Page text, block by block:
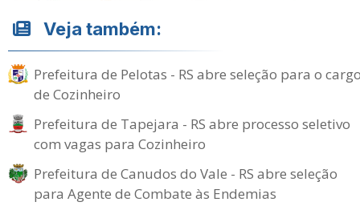
Veja também:
Prefeitura de Pelotas - RS abre seleção para o
de Cozinheiro
Prefeitura de Tapejara - RS abre processo seletivo
com vagas para Cozinheiro
Prefeitura de Canudos do Vale - RS abre seleção
para Agente de Combate às Endemias